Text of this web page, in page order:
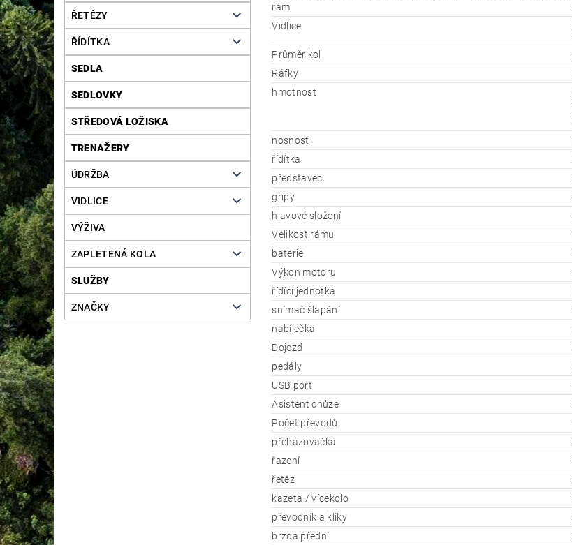
ŘETĚZY
ŘÍDÍTKA
SEDLA
SEDLOVKY
STŘEDOVÁ LOŽISKA
TRENAŽERY
ÚDRŽBA
VIDLICE
VÝŽIVA
ZAPLETENÁ KOLA
SLUŽBY
ZNAČKY
rám
Vidlice
Průměr kol
Ráfky
hmotnost
nosnost
řídítka
představec
gripy
hlavové složení
Velikost rámu
baterie
Výkon motoru
řídící jednotka
snímač šlapání
nabíječka
Dojezd
pedály
USB port
Asistent chůze
Počet převodů
přehazovačka
řazení
řetěz
kazeta / vícekolo
převodník a kliky
brzda přední